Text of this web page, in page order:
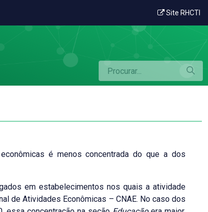
Site RHCTI
é menos concentrada do que a dos
em estabelecimentos nos quais a atividade
de Atividades Econômicas – CNAE. No caso dos